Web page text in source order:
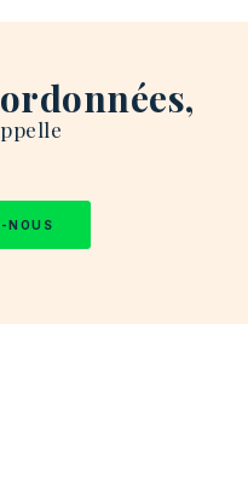
NOUS